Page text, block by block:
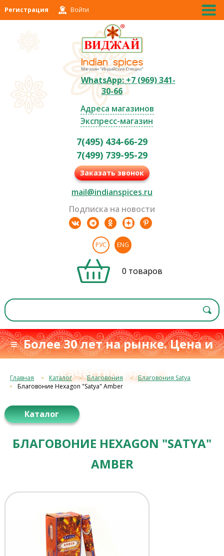
Регистрация Войти
WhatsApp: +7 (969) 341-
30-66
Адреса магазинов
Экспресс-магазин
7(495) 434-66-29
7(499) 739-95-29
Заказать звонок
mail@indianspices.ru
Подписка на новости
РУС ENG
0 товаров
≡ Более 30 лет на рынке. Цена и
качество с 1993 г.≡
Главная Каталог Благовония
Благовония Satya
Благовоние Hexagon "Satya" Amber
Каталог
БЛАГОВОНИЕ HEXAGON "SATYA"
AMBER